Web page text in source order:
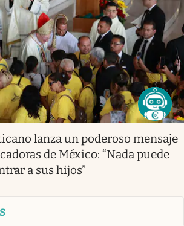
lanza un poderoso mensaje
de México: “Nada puede
a sus hijos”